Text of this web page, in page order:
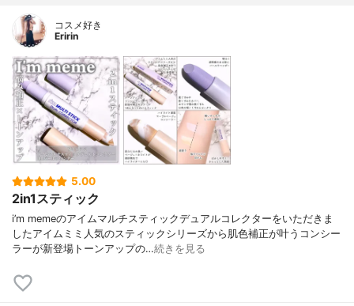
コスメ好き
Eririn
5.00
2in1スティック
i’m memeのアイムマルチスティックデュアルコレクターをいただきま
したアイムミミ人気のスティックシリーズから肌色補正が叶うコンシー
ラーが新登場トーンアップの…続きを見る